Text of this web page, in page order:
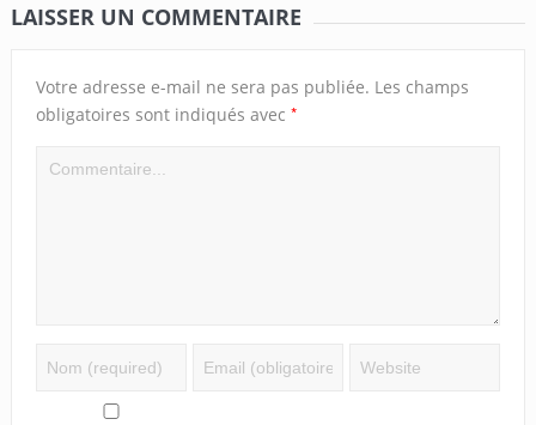
LAISSER UN COMMENTAIRE
Votre adresse e-mail ne sera pas publiée. Les champs
obligatoires sont indiqués avec *